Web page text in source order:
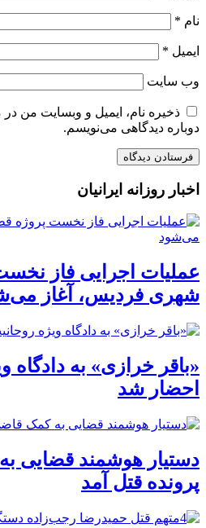
نام *
ایمیل *
وب‌ سایت
ذخیره نام، ایمیل و وبسایت من
دوباره دیدگاهی می‌نویسم.
اخبار روزانه ایرانیان
عملیات اجرایی فاز
شهری فردیس، آغاز
«باقر خرازی» به دادگاه
احضار شد
دستیار هوشمند قضایی
پرونده قتل آمد